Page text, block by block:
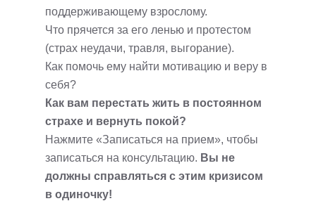
поддерживающему взрослому.
Что прячется за его ленью и протестом
(страх неудачи, травля, выгорание).
Как помочь ему найти мотивацию и веру в
себя?
Как вам перестать жить в постоянном
страхе и вернуть покой?
Нажмите «Записаться на прием», чтобы
записаться на консультацию. Вы не
должны справляться с этим кризисом
в одиночку!